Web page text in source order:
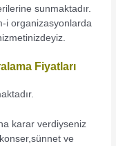
sunmaktadır.
i organizasyonlarda
Fiyatları
karar verdiyseniz
ve